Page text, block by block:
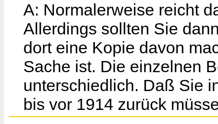
A: Normalerweise reicht
Allerdings sollten Sie
dort eine Kopie davon
Sache ist. Die einzelnen
unterschiedlich. Daß Sie
bis vor 1914 zurück